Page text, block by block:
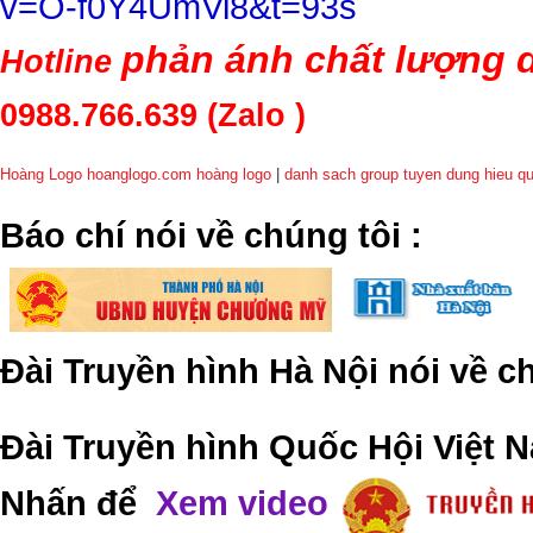
Hotline phản ánh chất lượng
0988.766.639 (Zalo )
Hoàng Logo hoanglogo.com hoàng logo danh sach group tuyen dung hieu
​Báo chí nói về chúng tôi :
Đài Truyền hình Hà Nội nói về
Đài Truyền hình Quốc Hội Việt
Nhấn để Xem video